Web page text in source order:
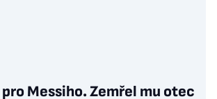
Messiho. Zemřel mu otec